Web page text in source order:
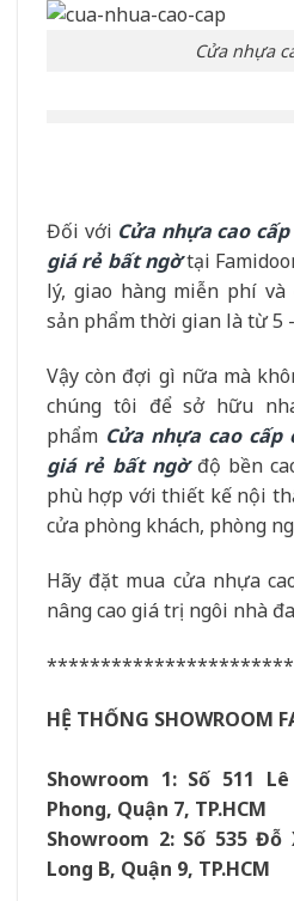
Cửa nhựa
Đối với Cửa nhựa cao
giá rẻ bất ngờtại
lý, giao hàng miễn phí
sản phẩm thời gian là từ 5
Vậy còn đợi gì nữa mà
chúng tôi để sở hữu
phẩm Cửa nhựa cao
giá rẻ bất ngờ độ bền
phù hợp với thiết kế nội
cửa phòng khách, phòng
Hãy đặt mua cửa nhựa
nâng cao giá trị ngôi nhà
HỆ THỐNG SHOWROOM
Showroom 1: Số 511
Phong, Quận 7, TP.HCM
Showroom 2: Số 535 Đỗ
Long B, Quận 9, TP.HCM